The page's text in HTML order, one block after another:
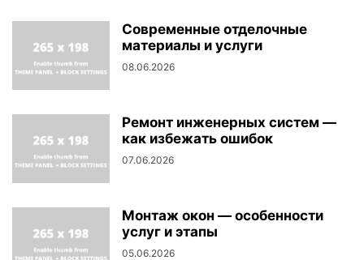
Современные отделочные
материалы и услуги
08.06.2026
Ремонт инженерных систем —
как избежать ошибок
07.06.2026
Монтаж окон — особенности
услуг и этапы
05.06.2026